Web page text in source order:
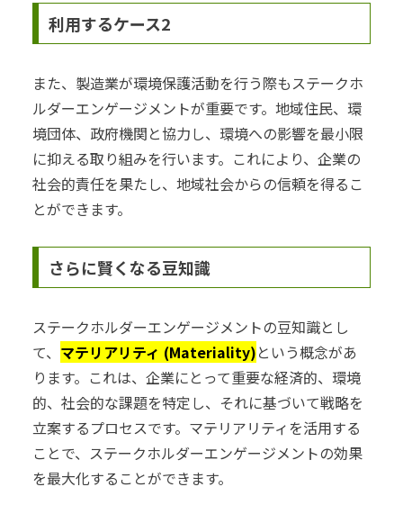
利用するケース2
また、製造業が環境保護活動を行う際もステークホ
ルダーエンゲージメントが重要です。地域住民、環
境団体、政府機関と協力し、環境への影響を最小限
に抑える取り組みを行います。これにより、企業の
社会的責任を果たし、地域社会からの信頼を得るこ
とができます。
さらに賢くなる豆知識
ステークホルダーエンゲージメントの豆知識とし
て、 マテリアリティ (Materiality)という概念があ
ります。これは、企業にとって重要な経済的、環境
的、社会的な課題を特定し、それに基づいて戦略を
立案するプロセスです。マテリアリティを活用する
ことで、ステークホルダーエンゲージメントの効果
を最大化することができます。